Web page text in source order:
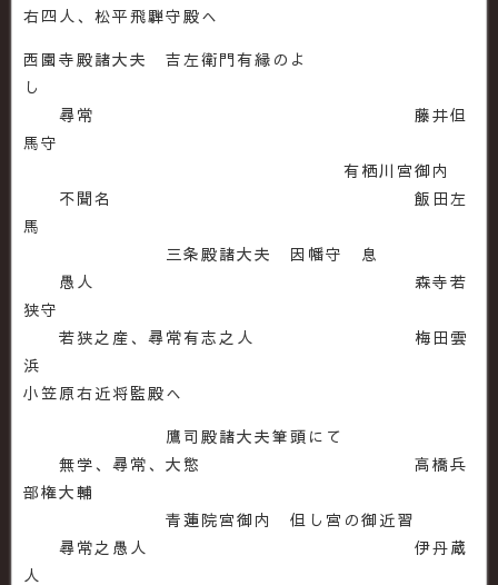
右四人、松平飛騨守殿へ
西園寺殿諸大夫 吉左衛門有縁のよ
し
尋常 藤井但
馬守
有栖川宮御内
不聞名 飯田左
馬
三条殿諸大夫 因幡守 息
愚人 森寺若
狭守
若狭之産、尋常有志之人 梅田雲
浜
小笠原右近将監殿へ
鷹司殿諸大夫筆頭にて
無学、尋常、大慾 高橋兵
部権大輔
青蓮院宮御内 但し宮の御近習
尋常之愚人 伊丹蔵
人